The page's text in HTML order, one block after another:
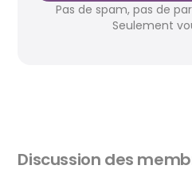
Pas de spam, pas de
Seulement
Discussion des